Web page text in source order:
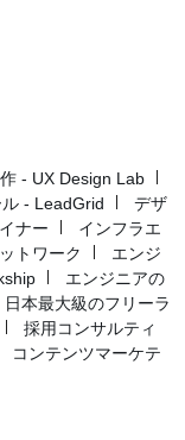
- UX Design Lab
- LeadGrid
デザ
ナー
インフラエ
トワーク
エンジ
エンジニアの
日本最大級のフリーラ
採用コンサルティ
コンテンツマーケテ